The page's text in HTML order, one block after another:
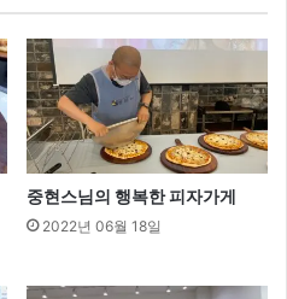
중현스님의 행복한 피자가게
2022년 06월 18일